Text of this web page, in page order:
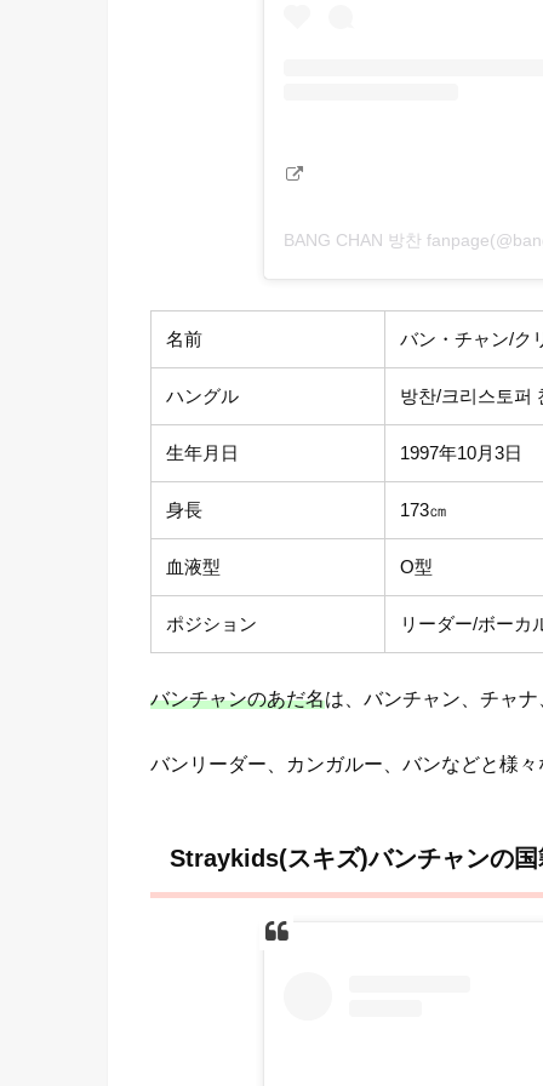
BANG CHAN 방찬
名前 バン・チャン/ク
ハングル 방찬/크리스토퍼
生年月日 1997年10月3日
身長 173㎝
血液型 O型
ポジション リーダー/ボーカ
バンチャンのあだ名は、バンチャン、チャナ
バンリーダー、カンガルー、バンなどと様々
Straykids(スキズ)バンチャンの国